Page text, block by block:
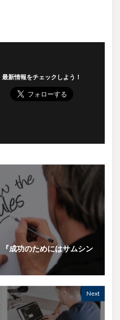
最新情報をチェックしよう！
成功のためにはサムシン
Next